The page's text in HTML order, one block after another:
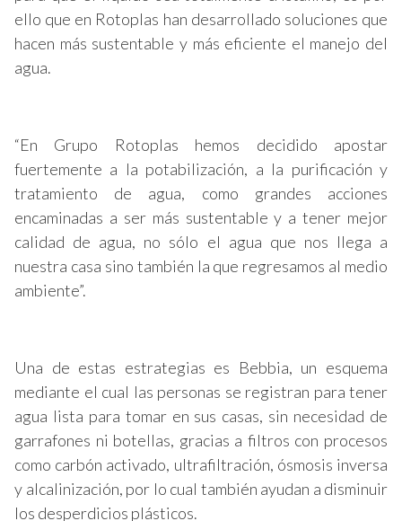
ello que en Rotoplas han desarrollado soluciones que
hacen más sustentable y más eficiente el manejo del
agua.
“En Grupo Rotoplas hemos decidido apostar
fuertemente a la potabilización, a la purificación y
tratamiento de agua, como grandes acciones
encaminadas a ser más sustentable y a tener mejor
calidad de agua, no sólo el agua que nos llega a
nuestra casa sino también la que regresamos al medio
ambiente”.
Una de estas estrategias es Bebbia, un esquema
mediante el cual las personas se registran para tener
agua lista para tomar en sus casas, sin necesidad de
garrafones ni botellas, gracias a filtros con procesos
como carbón activado, ultrafiltración, ósmosis inversa
y alcalinización, por lo cual también ayudan a disminuir
los desperdicios plásticos.